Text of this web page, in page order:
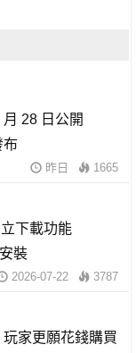
月 28 日公開
布
昨日 1665
立下載功能
裝
2026-07-22 3787
家更願花錢購買